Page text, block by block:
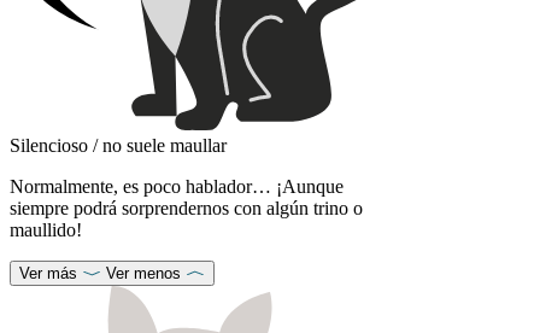
Silencioso / no suele maullar
Normalmente, es poco hablador… ¡Aunque
siempre podrá sorprendernos con algún trino o
maullido!
Ver más Ver menos